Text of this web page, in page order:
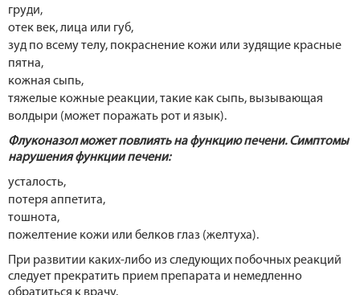
груди,
отек век, лица или губ,
зуд по всему телу, покраснение кожи или зудящие красные
пятна,
кожная сыпь,
тяжелые кожные реакции, такие как сыпь, вызывающая
волдыри (может поражать рот и язык).
Флуконазол может повлиять на функцию печени. Симптомы
нарушения функции печени:
усталость,
потеря аппетита,
тошнота,
пожелтение кожи или белков глаз (желтуха).
При развитии каких-либо из следующих побочных реакций
следует прекратить прием препарата и немедленно